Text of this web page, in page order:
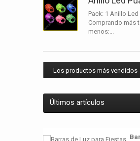
Pack: 1 Anillo Led
Comprando más
menos:...
Los productos más vendidos
Últimos artículos